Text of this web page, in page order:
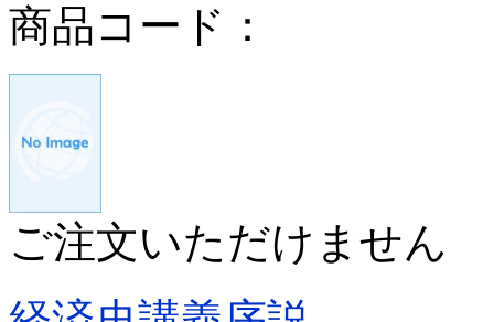
商品コード：
ご注文いただけません